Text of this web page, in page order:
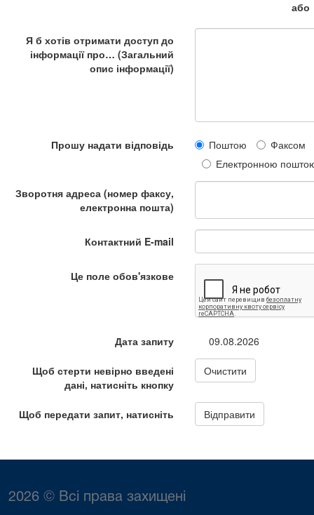
2026 © Всі права захищені